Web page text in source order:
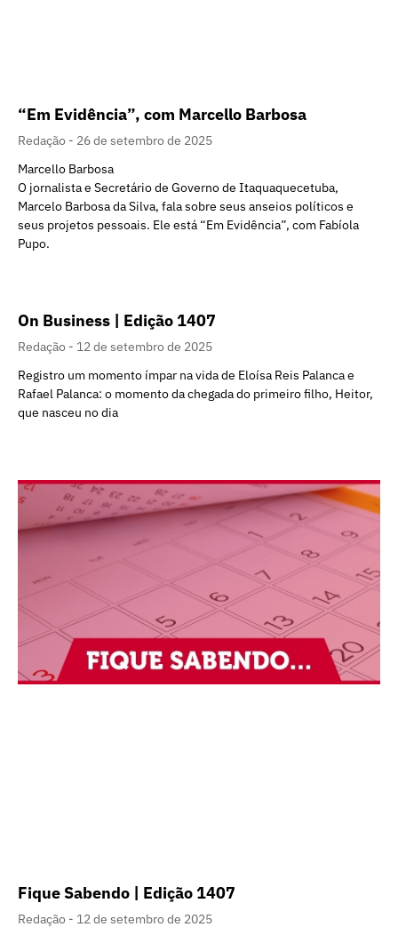
“Em Evidência”, com Marcello Barbosa
Redação
26 de setembro de 2025
Marcello Barbosa
O jornalista e Secretário de Governo de Itaquaquecetuba,
Marcelo Barbosa da Silva, fala sobre seus anseios políticos e
seus projetos pessoais. Ele está “Em Evidência”, com Fabíola
Pupo.
On Business | Edição 1407
Redação
12 de setembro de 2025
Registro um momento ímpar na vida de Eloísa Reis Palanca e
Rafael Palanca: o momento da chegada do primeiro filho, Heitor,
que nasceu no dia
Fique Sabendo | Edição 1407
Redação 12 de setembro de 2025